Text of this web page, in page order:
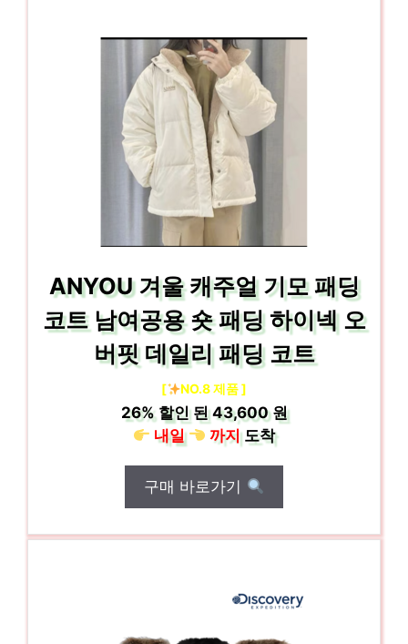
ANYOU 겨울 캐주얼 기모 패딩
코트 남여공용 숏 패딩 하이넥 오
버핏 데일리 패딩 코트
[ NO.8 제품 ]
26%할인 된43,600 원
내일
까지도착
구매 바로가기